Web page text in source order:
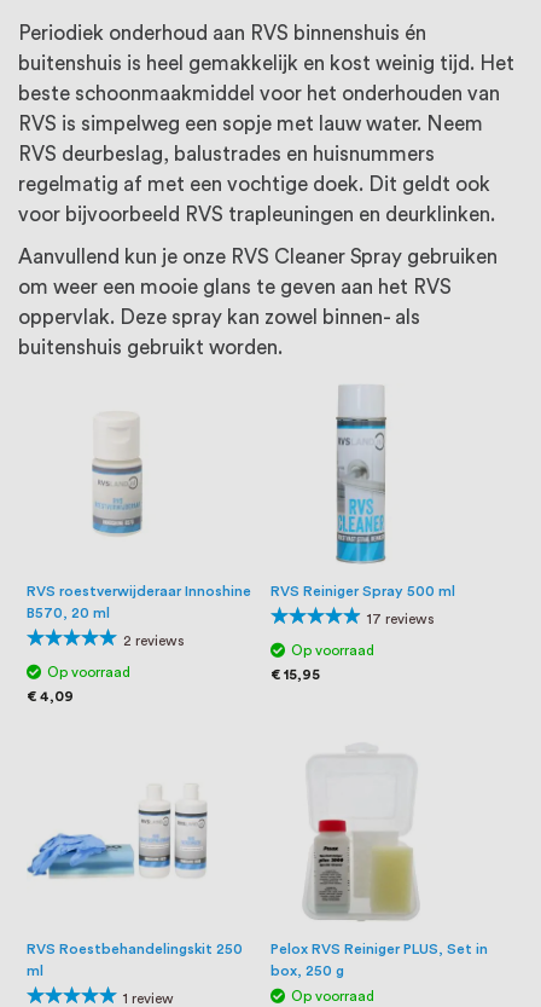
Periodiek onderhoud aan RVS binnenshuis én
buitenshuis is heel gemakkelijk en kost weinig tijd. Het
beste schoonmaakmiddel voor het onderhouden van
RVS is simpelweg een sopje met lauw water. Neem
RVS deurbeslag, balustrades en huisnummers
regelmatig af met een vochtige doek. Dit geldt ook
voor bijvoorbeeld RVS trapleuningen en deurklinken.
Aanvullend kun je onze RVS Cleaner Spray gebruiken
om weer een mooie glans te geven aan het RVS
oppervlak. Deze spray kan zowel binnen- als
buitenshuis gebruikt worden.
RVS roestverwijderaar Innoshine
B570, 20 ml
Waardering:
100%
2 reviews
Op voorraad
€ 4,09
RVS Reiniger Spray 500 ml
Waardering:
94%
17 reviews
Op voorraad
€ 15,95
RVS Roestbehandelingskit 250
ml
Waardering: 1 review
Pelox RVS Reiniger PLUS, Set in
box, 250 g
Op voorraad